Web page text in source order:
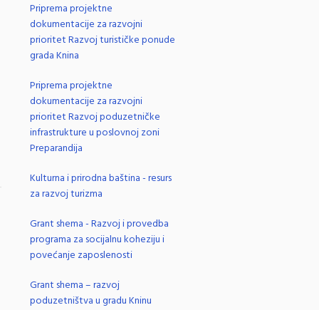
Priprema projektne
dokumentacije za razvojni
prioritet Razvoj turističke ponude
grada Knina
Priprema projektne
dokumentacije za razvojni
prioritet Razvoj poduzetničke
infrastrukture u poslovnoj zoni
Preparandija
Kulturna i prirodna baština - resurs
za razvoj turizma
Grant shema - Razvoj i provedba
programa za socijalnu koheziju i
povećanje zaposlenosti
Grant shema – razvoj
poduzetništva u gradu Kninu